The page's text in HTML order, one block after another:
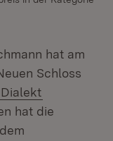
hat am
Schloss
hat die